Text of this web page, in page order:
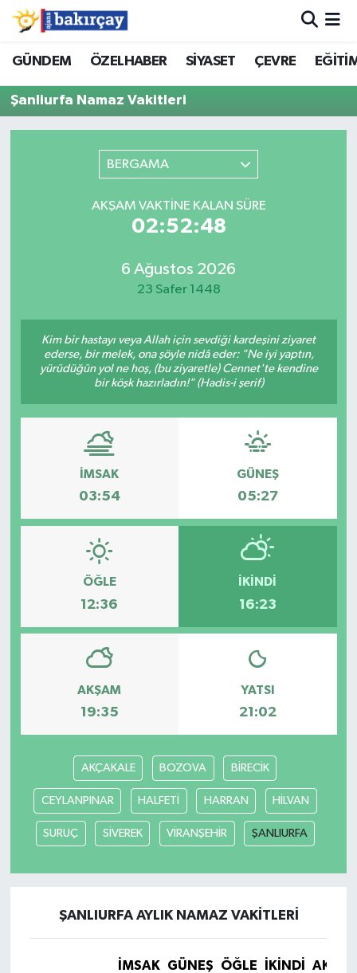
GÜNDEM ÖZELHABER SİYASET ÇEVRE
Şanliurfa Namaz Vakitleri
BERGAMA
AKŞAM VAKTINE KALAN SÜRE
02:52:48
6 Ağustos 2026
23 Safer 1448
Kim bir hastayı veya Allah için sevdiği kardeşini ziyaret
ederse, bir melek, ona şöyle nidâ eder: "Ne iyi yaptın,
yürüdüğün yol ne hoş, (bu ziyaretle) Cennet'te kendine
bir köşk hazırladın!" (Hadis-i şerif)
İMSAK
03:54
GÜNEŞ
05:27
ÖĞLE
12:36
İKINDI
16:23
AKŞAM
19:35
YATSI
21:02
AKÇAKALE BOZOVA BİRECİK
CEYLANPINAR HALFETİ HARRAN HİLVAN
SURUÇ SİVEREK VİRANŞEHİR ŞANLIURFA
ŞANLIURFA AYLIK NAMAZ VAKITLERI
İMSAK GÜNEŞ ÖĞLE İKINDI
İzmir Nöbetçi Eczaneler
İzmir Hava Durumu
İzmir Trafik Yoğunluk Haritası
Süper Lig Puan Durumu ve Fikstür
Tüm Manşetler
Haber Arşivi